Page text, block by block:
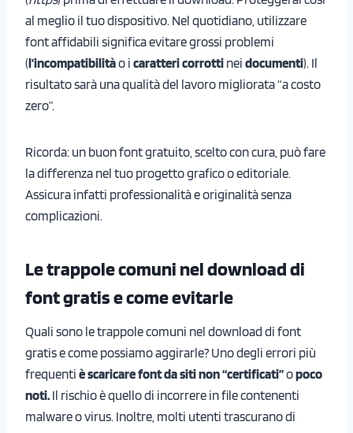
al meglio il tuo dispositivo. Nel quotidiano, utilizzare
font affidabili significa evitare grossi problemi
(l’incompatibilitào i caratteri corrotti nei documenti). Il
risultato sarà una qualità del lavoro migliorata “a costo
zero”.
Ricorda: un buon font gratuito, scelto con cura, può fare
la differenza nel tuo progetto grafico o editoriale.
Assicura infatti professionalità e originalità senza
complicazioni.
Le trappole comuni nel download di
font gratis e come evitarle
Quali sono le trappole comuni nel download di font
gratis e come possiamo aggirarle? Uno degli errori più
frequenti è scaricare font da siti non “certificati”opoco
noti. Il rischio è quello di incorrere in file contenenti
malware o virus. Inoltre, molti utenti trascurano di